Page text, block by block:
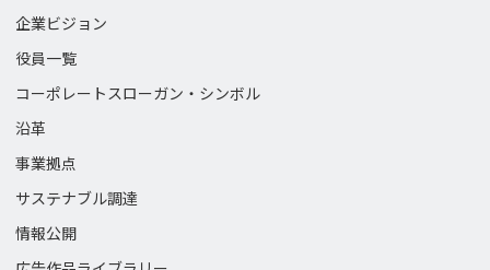
企業ビジョン
役員一覧
コーポレートスローガン・ シンボル
沿革
事業拠点
サステナブル調達
情報公開